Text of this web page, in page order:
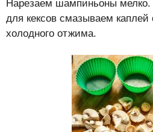
Нарезаем шампиньоны
для кексов смазываем каплей
холодного отжима.